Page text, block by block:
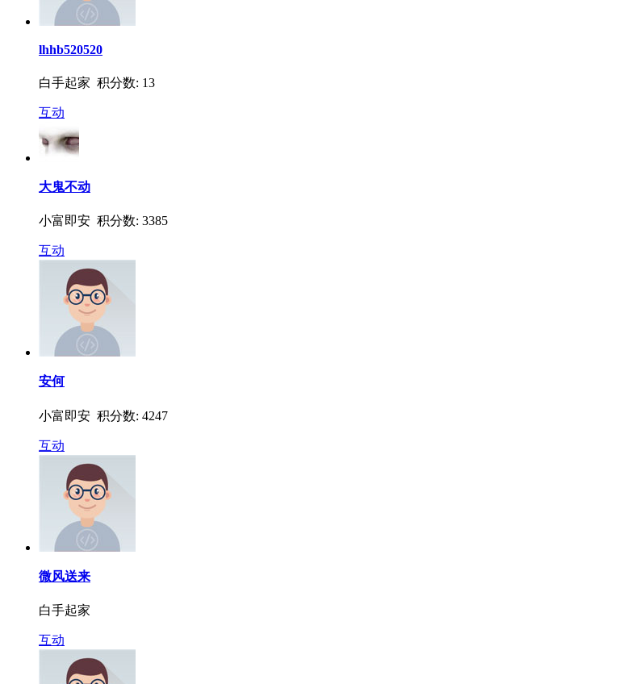
lhhb520520
白手起家 积分数: 13
互动
大鬼不动
小富即安 积分数: 3385
互动
安何
小富即安 积分数: 4247
互动
微风送来
白手起家
互动